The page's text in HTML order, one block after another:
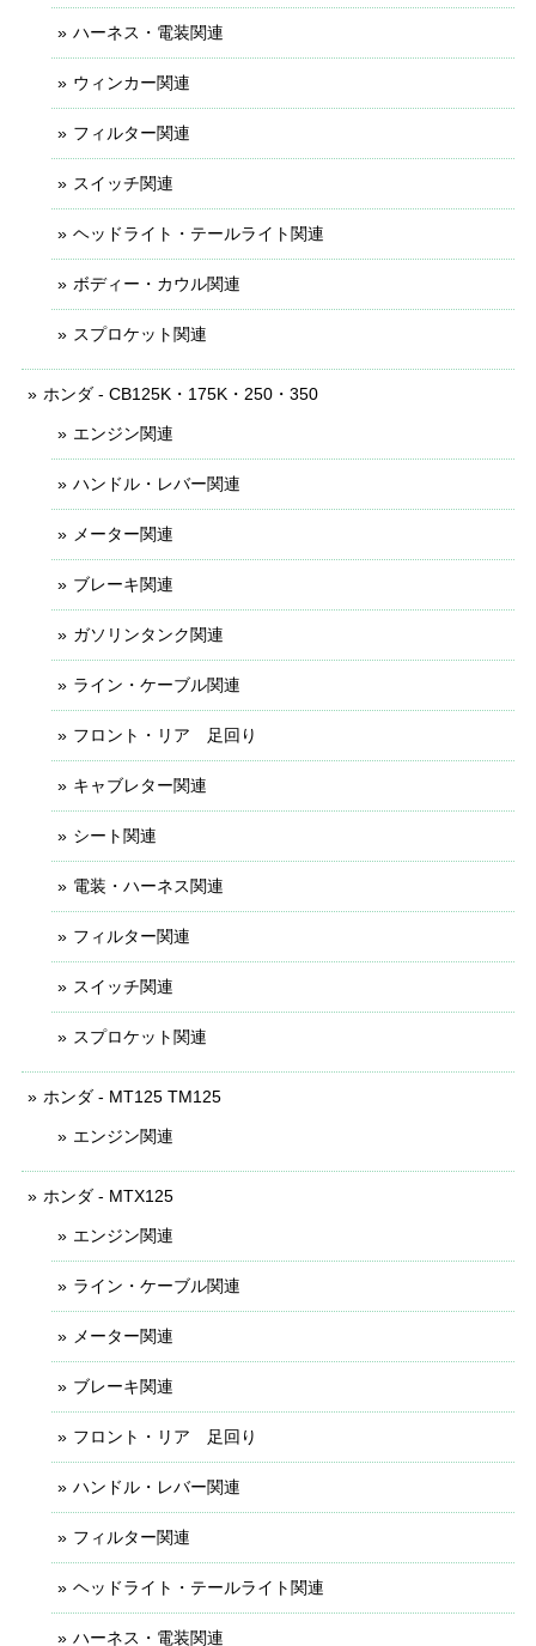
ハーネス・電装関連
ウィンカー関連
フィルター関連
スイッチ関連
ヘッドライト・テールライト関連
ボディー・カウル関連
スプロケット関連
ホンダ - CB125K・175K・250・350
エンジン関連
ハンドル・レバー関連
メーター関連
ブレーキ関連
ガソリンタンク関連
ライン・ケーブル関連
フロント・リア 足回り
キャブレター関連
シート関連
電装・ハーネス関連
フィルター関連
スイッチ関連
スプロケット関連
ホンダ - MT125 TM125
エンジン関連
ホンダ - MTX125
エンジン関連
ライン・ケーブル関連
メーター関連
ブレーキ関連
フロント・リア 足回り
ハンドル・レバー関連
フィルター関連
ヘッドライト・テールライト関連
ハーネス・電装関連